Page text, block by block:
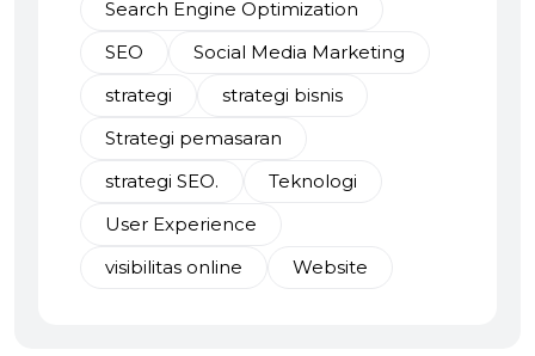
Search Engine Optimization
SEO
Social Media Marketing
strategi
strategi bisnis
Strategi pemasaran
strategi SEO.
Teknologi
User Experience
visibilitas online
Website